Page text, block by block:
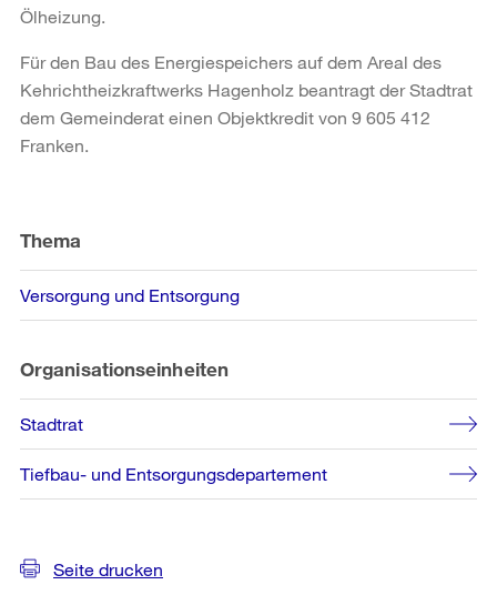
Ölheizung.
Für den Bau des Energiespeichers auf dem Areal des
Kehrichtheizkraftwerks Hagenholz beantragt der Stadtrat
dem Gemeinderat einen Objektkredit von 9 605 412
Franken.
Informationen
Thema
Versorgung und Entsorgung
Organisationseinheiten
Stadtrat
Tiefbau- und Entsorgungsdepartement
Seite drucken